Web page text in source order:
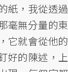
紙，我從透過
毫無分量的東
它就會從他的
好的陳述，上